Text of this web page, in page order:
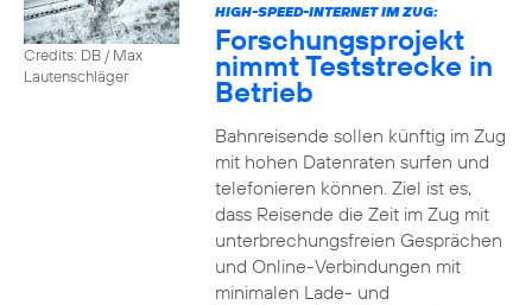
Credits: DB / Max
Lautenschläger
HIGH-SPEED-INTERNET IM ZUG:
Forschungsprojekt
nimmt Teststrecke in
Betrieb
Bahnreisende sollen künftig im Zug
mit hohen Datenraten surfen und
telefonieren können. Ziel ist es,
dass Reisende die Zeit im Zug mit
unterbrechungsfreien Gesprächen
und Online-Verbindungen mit
minimalen Lade- und